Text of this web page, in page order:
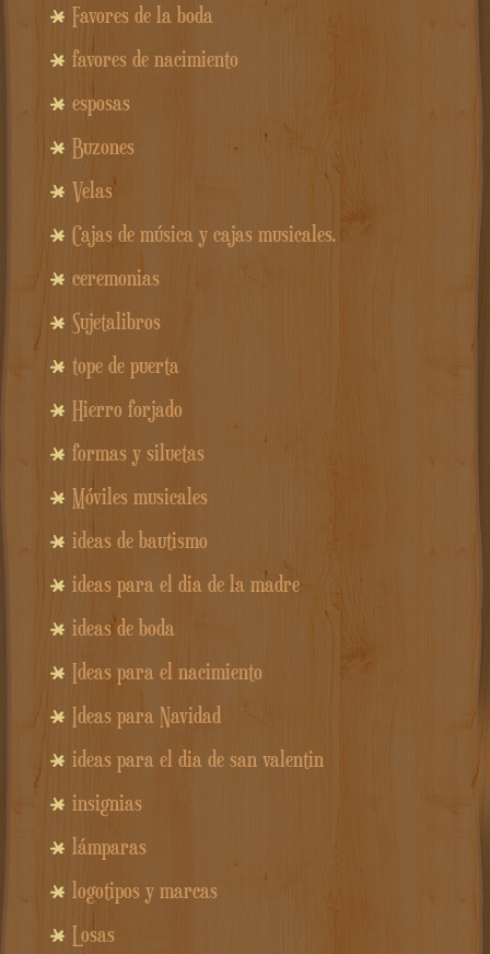
Favores de la boda
favores de nacimiento
esposas
Buzones
Velas
Cajas de música y cajas musicales.
ceremonias
Sujetalibros
tope de puerta
Hierro forjado
formas y siluetas
Móviles musicales
ideas de bautismo
ideas para el dia de la madre
ideas de boda
Ideas para el nacimiento
Ideas para Navidad
ideas para el dia de san valentin
insignias
lámparas
logotipos y marcas
Losas